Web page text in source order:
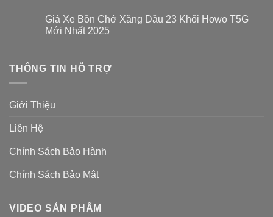
Cẩu
Gập
Palfinger
Khí
Thải
Xe
bình
luận
ở
Howo
SITRAK
Địa
Giá Xe Bồn Chở Xăng Dầu 23 Khối Howo T5G
Mới Nhất 2025
luận
ở
Chở
Howo
T5G
Nhất
2025
THÔNG TIN HỖ TRỢ
Giới Thiệu
Liên Hệ
Chính Sách Bảo Hành
Chính Sách Bảo Mật
VIDEO SẢN PHẨM